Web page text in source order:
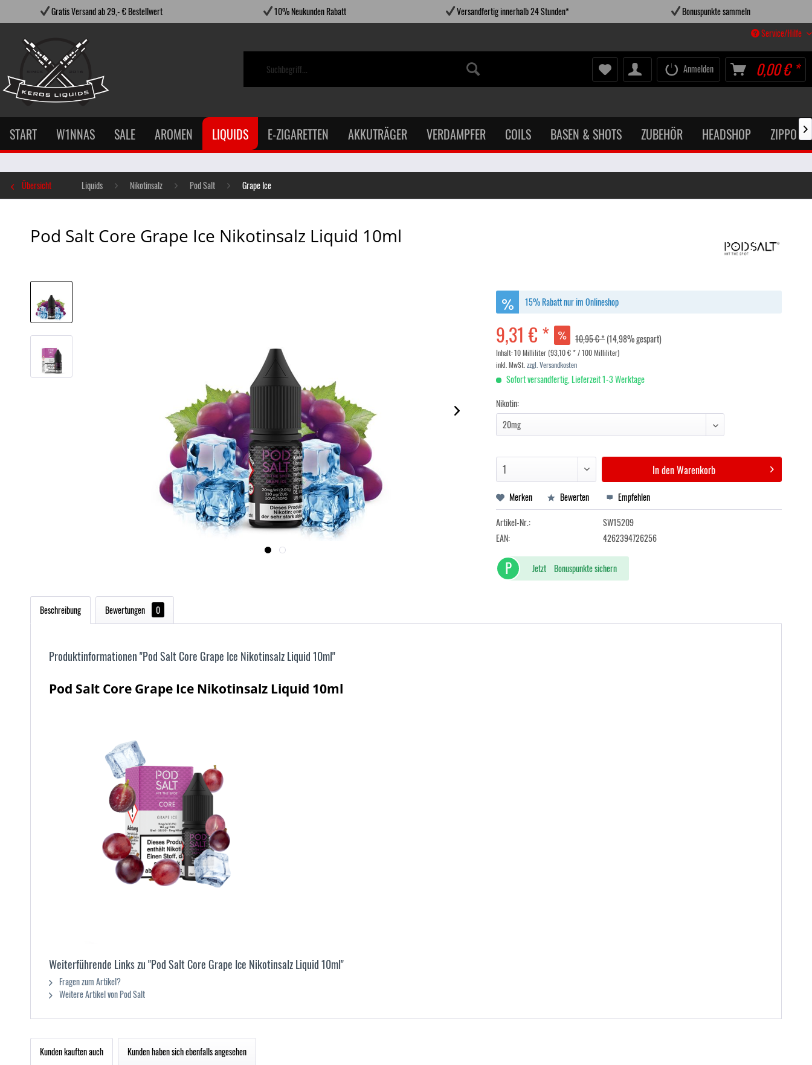
Gratis Versand ab 29,- € Bestellwert 10% Neukunden Rabatt Versandfertig innerhalb 24 Stunden*
Bonuspunkte sammeln
Service/Hilfe
Anmelden 0,00 € *
START W1NNAS SALE AROMEN LIQUIDS E-ZIGARETTEN AKKUTRÄGER VERDAMPFER COILS BASEN & SHOTS ZUBEHÖR HEADSHOP ZIPPO X
Übersicht Liquids Nikotinsalz Pod Salt Grape Ice
Pod Salt Core Grape Ice Nikotinsalz Liquid 10ml
15% Rabatt nur im Onlineshop
9,31 € * 10,95 € *(14,98% gespart)
Inhalt:10 Milliliter (93,10 € * / 100 Milliliter)
inkl. MwSt.zzgl. Versandkosten
Sofort versandfertig, Lieferzeit 1-3 Werktage
Nikotin:
In denWarenkorb
Merken Bewerten
Empfehlen
Artikel-Nr.:
SW15209
EAN:
4262394726256
P Jetzt Bonuspunkte sichern
Beschreibung Bewertungen 0
Produktinformationen "Pod Salt Core Grape Ice Nikotinsalz Liquid 10ml"
Pod Salt Core Grape Ice Nikotinsalz Liquid 10ml
Weiterführende Links zu "Pod Salt Core Grape Ice Nikotinsalz Liquid 10ml"
Fragen zum Artikel?
Weitere Artikel von Pod Salt
Kunden kauften auch Kunden haben sich ebenfalls angesehen